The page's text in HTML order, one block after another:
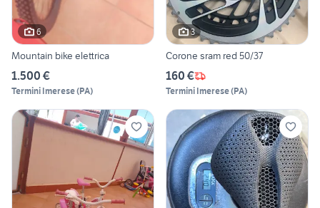
6
Mountain bike elettrica
1.500 €
Termini Imerese(PA)
3
Corone sram red 50/37
160 €
Termini Imerese(PA)